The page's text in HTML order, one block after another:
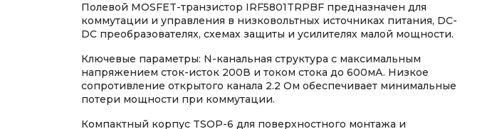
Полевой MOSFET-транзистор IRF5801TRPBF предназначен для
коммутации и управления в низковольтных источниках питания, DC-
DC преобразователях, схемах защиты и усилителях малой мощности.
Ключевые параметры: N-канальная структура с максимальным
напряжением сток-исток 200В и током стока до 600мА. Низкое
сопротивление открытого канала 2.2 Ом обеспечивает минимальные
потери мощности при коммутации.
Компактный корпус TSOP-6 для поверхностного монтажа и